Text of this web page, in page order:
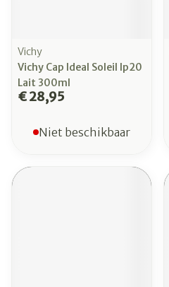
Vichy
Vichy Cap Ideal Soleil Ip20
Lait 300ml
€ 28,95
Niet beschikbaar